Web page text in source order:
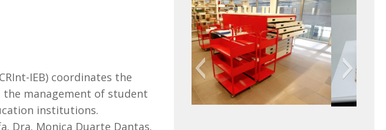
IEB) coordinates the
the management of student
institutions.
Dra. Monica Duarte Dantas.